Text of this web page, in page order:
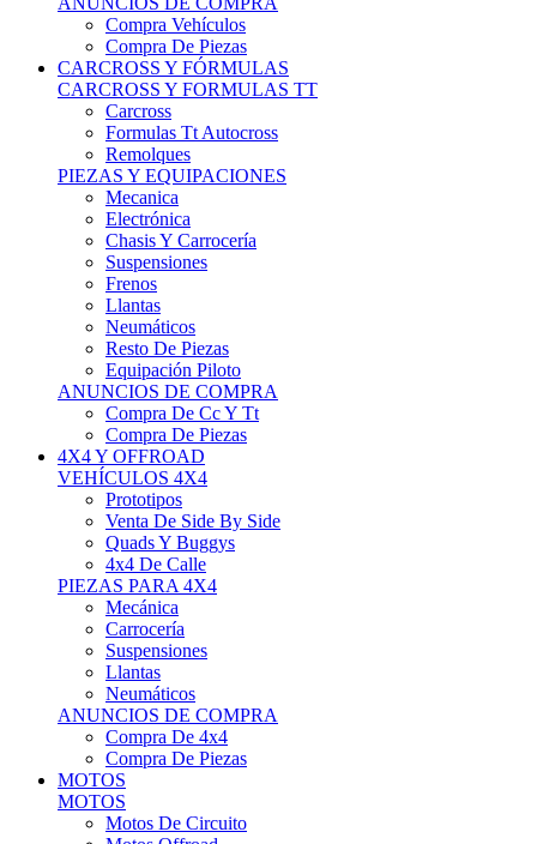
Compra Vehículos
Compra De Piezas
CARCROSS Y FÓRMULAS
CARCROSS Y FORMULAS TT
Carcross
Formulas Tt Autocross
Remolques
PIEZAS Y EQUIPACIONES
Mecanica
Electrónica
Chasis Y Carrocería
Suspensiones
Frenos
Llantas
Neumáticos
Resto De Piezas
Equipación Piloto
ANUNCIOS DE COMPRA
Compra De Cc Y Tt
Compra De Piezas
4X4 Y OFFROAD
VEHÍCULOS 4X4
Prototipos
Venta De Side By Side
Quads Y Buggys
4x4 De Calle
PIEZAS PARA 4X4
Mecánica
Carrocería
Suspensiones
Llantas
Neumáticos
ANUNCIOS DE COMPRA
Compra De 4x4
Compra De Piezas
MOTOS
MOTOS
Motos De Circuito